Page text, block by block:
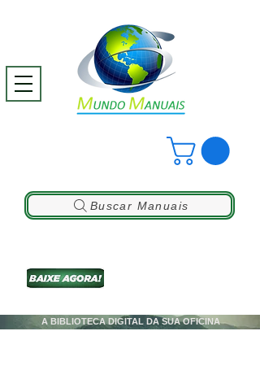
A BIBLIOTECA DIGITAL DA SUA OFICINA
Buscar Manuais